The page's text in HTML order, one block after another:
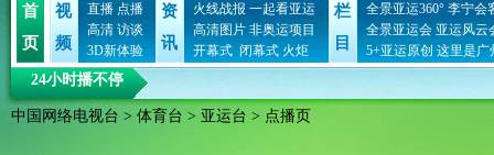
首
页
视
频
直播 点播
高清 访谈
3D新体验
资
讯
火线战报 一起看亚运
高清图片 非奥运项目
开幕式 闭幕式 火炬
栏
目
全景亚运360° 李宁会
全景亚运会 亚运风云
5+亚运原创 这里是广
24小时播不停
中国网络电视台 > 体育台 > 亚运台 > 点播页